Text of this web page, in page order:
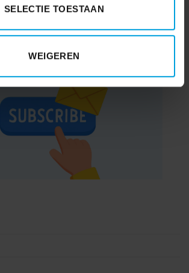
SELECTIE TOESTAAN
WEIGEREN